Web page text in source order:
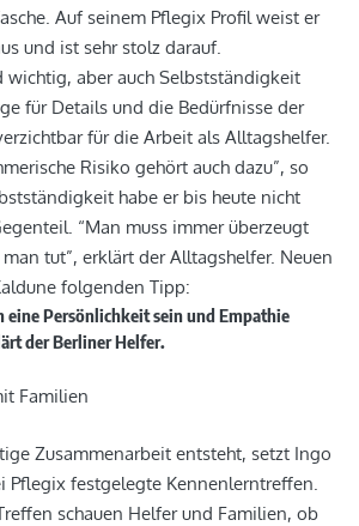
Auf seinem Pflegix Profil weist er
und ist sehr stolz darauf.
wichtig, aber auch Selbstständigkeit
für Details und die Bedürfnisse der
für die Arbeit als Alltagshelfer.
Risiko gehört auch dazu”, so
habe er bis heute nicht
“Man muss immer überzeugt
tut”, erklärt der Alltagshelfer. Neuen
folgenden Tipp:
eine Persönlichkeit sein und Empathie
der Berliner Helfer.
Familien
Zusammenarbeit entsteht, setzt Ingo
Pflegix festgelegte Kennenlerntreffen.
schauen Helfer und Familien, ob